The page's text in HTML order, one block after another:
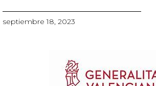
septiembre 18, 2023